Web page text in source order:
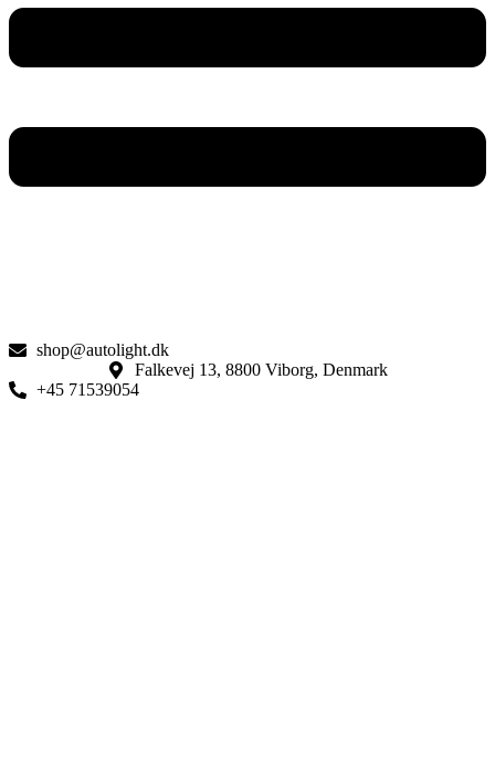
shop@autolight.dk
Falkevej 13, 8800 Viborg, Denmark
+45 71539054